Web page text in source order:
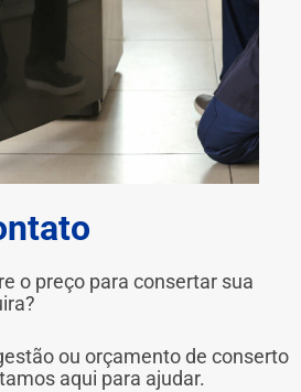
o preço para consertar sua
ou orçamento de conserto
aqui para ajudar.